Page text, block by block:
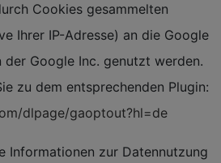
Cookies gesammelten
Ihrer IP-Adresse) an die Google
der Google Inc. genutzt werden.
zu dem entsprechenden Plugin:
dlpage/gaoptout?hl=de
Informationen zur Datennutzung